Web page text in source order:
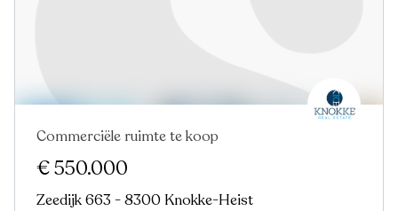
Commerciële ruimte te koop
€ 550.000
Zeedijk 663 - 8300 Knokke-Heist